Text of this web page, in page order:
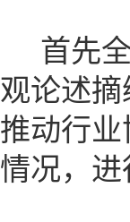
首先全
观论述
推动行
情况，